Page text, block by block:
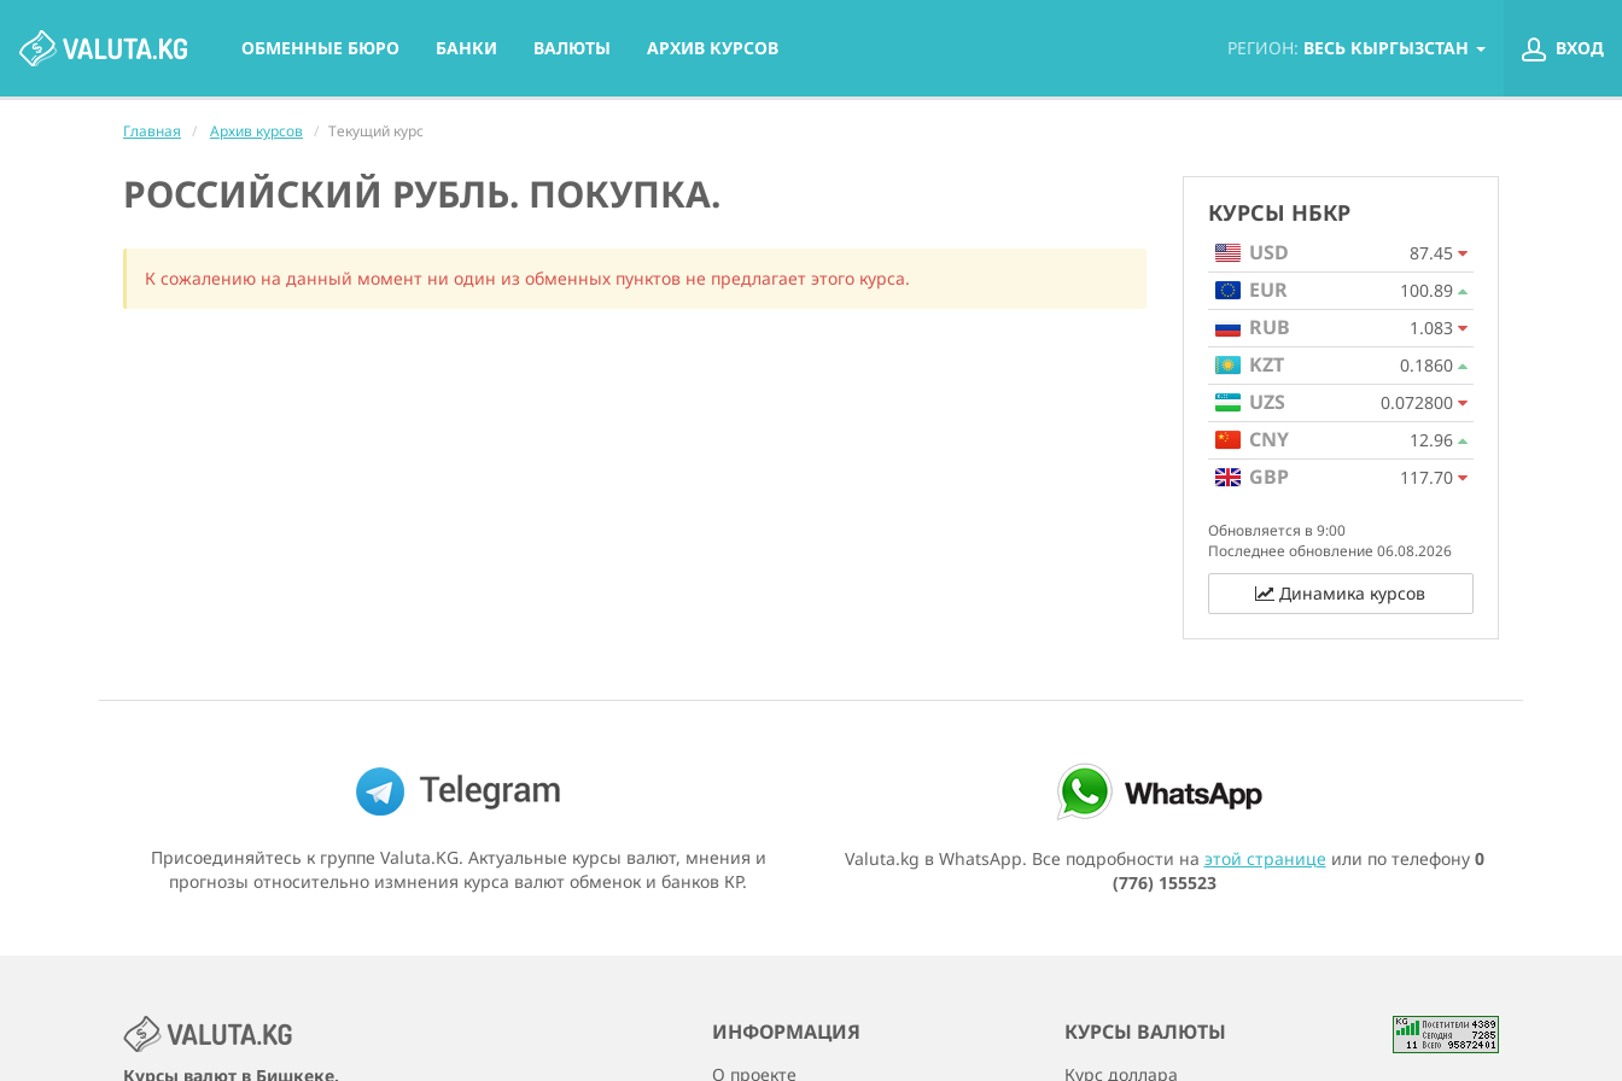
ВХОД
РЕГИОН: ВЕСЬ КЫРГЫЗСТАН
ОБМЕННЫЕ БЮРО БАНКИ ВАЛЮТЫ АРХИВ КУРСОВ
Главная Архив курсов Текущий курс
РОССИЙСКИЙ РУБЛЬ. ПОКУПКА.
К сожалению на данный момент ни один из обменных пунктов не предлагает этого курса.
КУРСЫ НБКР
USD 87.45
EUR 100.89
RUB 1.083
KZT 0.1860
UZS 0.072800
CNY 12.96
GBP 117.70
Обновляется в 9:00
Последнее обновление 06.08.2026
Динамика курсов
Присоединяйтесь к группе Valuta.KG. Актуальные курсы валют, мнения и
прогнозы относительно измнения курса валют обменок и банков КР.
Valuta.kg в WhatsApp. Все подробности на этой странице или по телефону 0
(776) 155523
Курсы валют в Бишкеке.
ИНФОРМАЦИЯ
О проекте
КУРСЫ ВАЛЮТЫ
Курс доллара